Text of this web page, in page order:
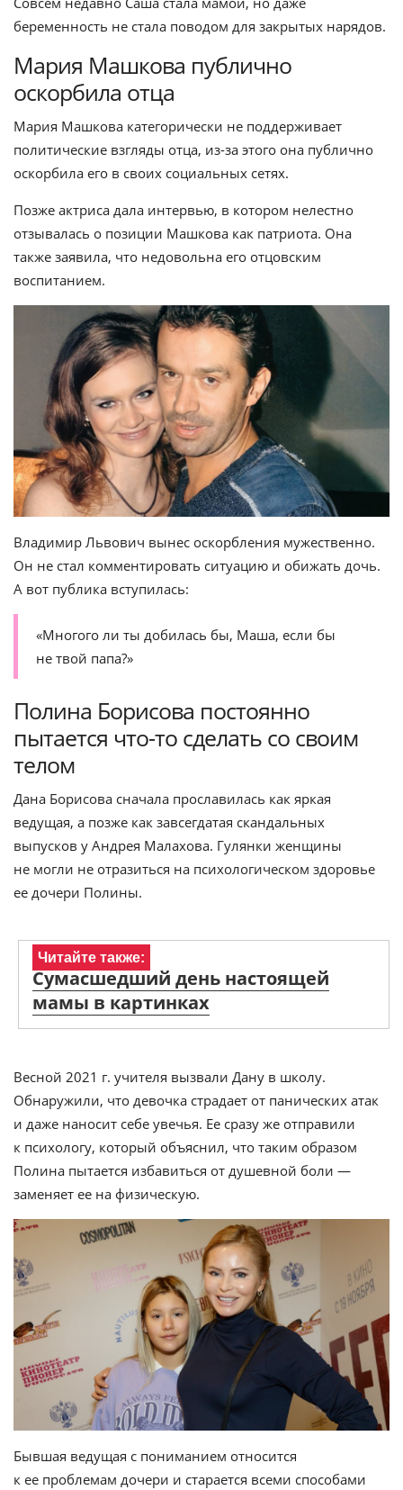
беременность не стала поводом для закрытых нарядов.
Мария Машкова публично
оскорбила отца
Мария Машкова категорически не поддерживает
политические взгляды отца, из-за этого она публично
оскорбила его в своих социальных сетях.
Позже актриса дала интервью, в котором нелестно
отзывалась о позиции Машкова как патриота. Она
также заявила, что недовольна его отцовским
воспитанием.
Владимир Львович вынес оскорбления мужественно.
Он не стал комментировать ситуацию и обижать дочь.
А вот публика вступилась:
«Многого ли ты добилась бы, Маша, если бы
не твой папа?»
Полина Борисова постоянно
пытается что-то сделать со своим
телом
Дана Борисова сначала прославилась как яркая
ведущая, а позже как завсегдатая скандальных
выпусков у Андрея Малахова. Гулянки женщины
не могли не отразиться на психологическом здоровье
ее дочери Полины.
Читайте также:
Сумасшедший день настоящей
мамы в картинках
Весной 2021 г. учителя вызвали Дану в школу.
Обнаружили, что девочка страдает от панических атак
и даже наносит себе увечья. Ее сразу же отправили
к психологу, который объяснил, что таким образом
Полина пытается избавиться от душевной боли —
заменяет ее на физическую.
Бывшая ведущая с пониманием относится
к ее проблемам дочери и старается всеми способами